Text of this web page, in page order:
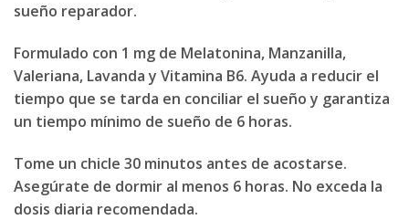
sueño reparador.
Formulado con 1 mg de Melatonina, Manzanilla,
Valeriana, Lavanda y Vitamina B6. Ayuda a reducir el
tiempo que se tarda en conciliar el sueño y garantiza
un tiempo mínimo de sueño de 6 horas.
Tome un chicle 30 minutos antes de acostarse.
Asegúrate de dormir al menos 6 horas. No exceda la
dosis diaria recomendada.